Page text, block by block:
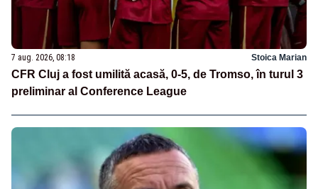
7 aug. 2026, 08:18 Stoica Marian
CFR Cluj a fost umilită acasă, 0-5, de Tromso, în turul 3
preliminar al Conference League